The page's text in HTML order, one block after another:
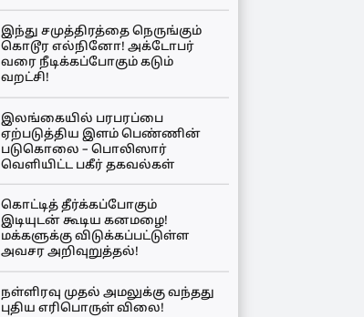
இந்து சமுத்திரத்தை நெருங்கும்
கொடூர எல்நினோ! அக்டோபர்
வரை நீடிக்கப்போகும் கடும்
வறட்சி!
இலங்கையில் பரபரப்பை
ஏற்படுத்திய இளம் பெண்ணின்
படுகொலை – பொலிஸார்
வெளியிட்ட பகீர் தகவல்கள்
கொட்டித் தீர்க்கப்போகும்
இடியுடன் கூடிய கனமழை!
மக்களுக்கு விடுக்கப்பட்டுள்ள
அவசர அறிவுறுத்தல்!
நள்ளிரவு முதல் அமலுக்கு வந்தது
புதிய எரிபொருள் விலை!